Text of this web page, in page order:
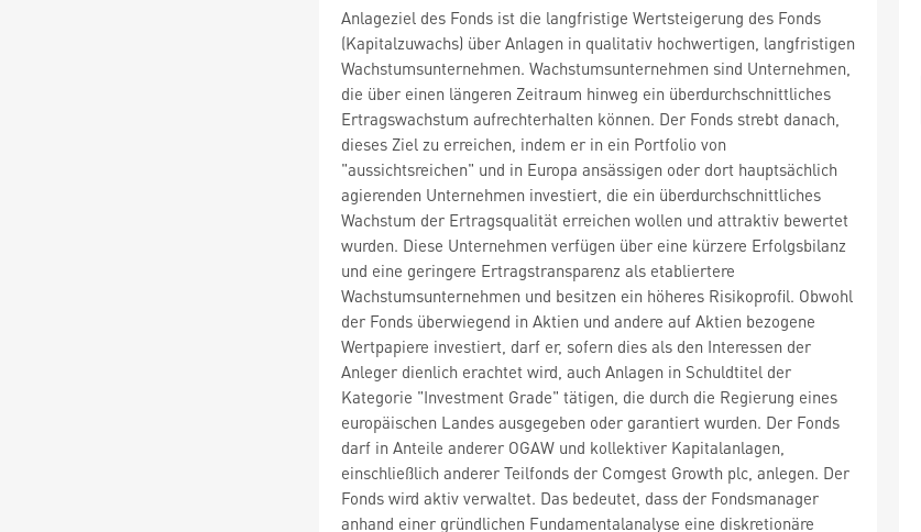
Anlageziel des Fonds ist die langfristige Wertsteigerung des Fonds
(Kapitalzuwachs) über Anlagen in qualitativ hochwertigen, langfristigen
Wachstumsunternehmen. Wachstumsunternehmen sind Unternehmen,
die über einen längeren Zeitraum hinweg ein überdurchschnittliches
Ertragswachstum aufrechterhalten können. Der Fonds strebt danach,
dieses Ziel zu erreichen, indem er in ein Portfolio von
"aussichtsreichen" und in Europa ansässigen oder dort hauptsächlich
agierenden Unternehmen investiert, die ein überdurchschnittliches
Wachstum der Ertragsqualität erreichen wollen und attraktiv bewertet
wurden. Diese Unternehmen verfügen über eine kürzere Erfolgsbilanz
und eine geringere Ertragstransparenz als etabliertere
Wachstumsunternehmen und besitzen ein höheres Risikoprofil. Obwohl
der Fonds überwiegend in Aktien und andere auf Aktien bezogene
Wertpapiere investiert, darf er, sofern dies als den Interessen der
Anleger dienlich erachtet wird, auch Anlagen in Schuldtitel der
Kategorie "Investment Grade" tätigen, die durch die Regierung eines
europäischen Landes ausgegeben oder garantiert wurden. Der Fonds
darf in Anteile anderer OGAW und kollektiver Kapitalanlagen,
einschließlich anderer Teilfonds der Comgest Growth plc, anlegen. Der
Fonds wird aktiv verwaltet. Das bedeutet, dass der Fondsmanager
anhand einer gründlichen Fundamentalanalyse eine diskretionäre